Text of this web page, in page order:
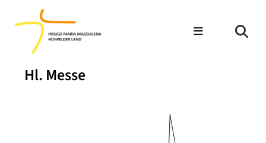
Hl. Messe